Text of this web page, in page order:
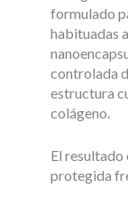
formulado
habituadas
controlada
estructura
colágeno.
El resultado
protegida